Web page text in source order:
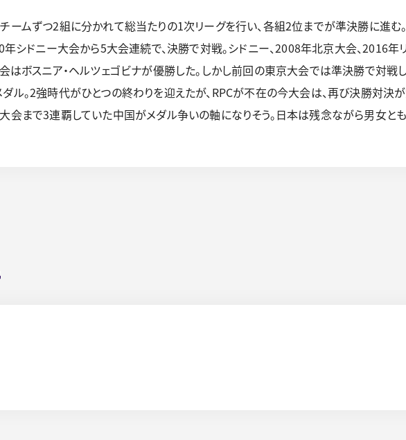
ームずつ2組に分かれて総当たりの1次リーグを行い、各組2位までが準決勝に進む
シドニー大会から5大会連続で、決勝で対戦。シドニー、2008年北京大会、2016
はボスニア・ヘルツェゴビナが優勝した。しかし前回の東京大会では準決勝で対戦
ダル。2強時代がひとつの終わりを迎えたが、RPCが不在の今大会は、再び決勝対
大会まで3連覇していた中国がメダル争いの軸になりそう。日本は残念ながら男女と